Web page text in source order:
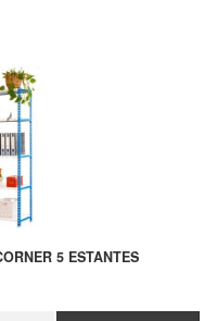
5 ESTANTES